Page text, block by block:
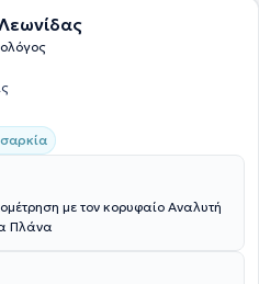
με τον κορυφαίο Αναλυτή
Πλάνα